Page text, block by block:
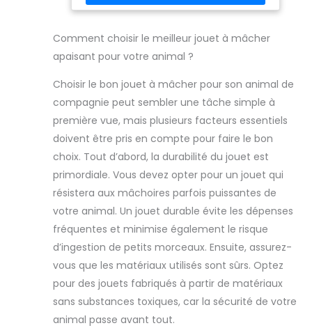
une hygiène
quotidien. Le jouet
peut être stérilisé
à l’eau bouillante,
à la vapeur ou à
lumière UV. La
clochette
amovible peut
être retirée par
une fente située à
la base pour un
nettoyage séparé,
afin de maintenir
le jouet propre,
hygiénique et
parfaitement
adapté à une
utilisation
quotidienne.
bpa, de latex, de
phtalates, de cadmium,
Convient également aux
femmes) ainsi qu'aux
Risque encouru; Ces
Collier à Macher sont
accompagnés d'une
garantie de fabrication
de 30jrs, vous procurant
calmes. La forme de la tétine simule une sensation
de chaleur du nid et soutient le lien émotionnel.
éviter les meubles indésirables. Grâce au silicone
résistant, le jouet à mâcher est durable. La surface
texturée masse doucement les gencives, ce qui
Comment choisir le meilleur jouet à mâcher
apaisant pour votre animal ?
Choisir le bon jouet à mâcher pour son animal de
compagnie peut sembler une tâche simple à
première vue, mais plusieurs facteurs essentiels
doivent être pris en compte pour faire le bon
choix. Tout d’abord, la durabilité du jouet est
primordiale. Vous devez opter pour un jouet qui
résistera aux mâchoires parfois puissantes de
votre animal. Un jouet durable évite les dépenses
fréquentes et minimise également le risque
d’ingestion de petits morceaux. Ensuite, assurez-
vous que les matériaux utilisés sont sûrs. Optez
pour des jouets fabriqués à partir de matériaux
sans substances toxiques, car la sécurité de votre
animal passe avant tout.